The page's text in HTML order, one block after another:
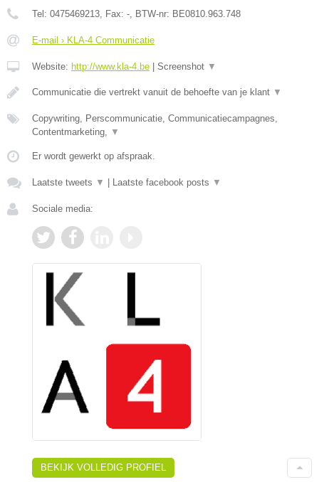
Tel: 0475469213, Fax: -, BTW-nr: BE0810.963.748
E-mail › KLA-4 Communicatie
Website: http://www.kla-4.be Screenshot ▼
Communicatie die vertrekt vanuit de behoefte van je klant ▼
Copywriting, Perscommunicatie, Communicatiecampagnes,
Contentmarketing, ▼
Er wordt gewerkt op afspraak.
Laatste tweets ▼ Laatste facebook posts ▼
Sociale media:
BEKIJK VOLLEDIG PROFIEL